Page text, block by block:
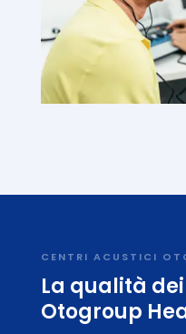
CENTRI ACUSTICI
La qualità
Otogroup